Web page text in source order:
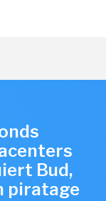
Bud,
piratage